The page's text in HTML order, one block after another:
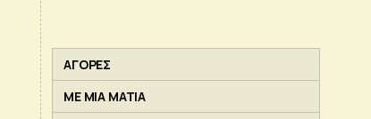
ΑΓΟΡΕΣ
ΜΕ ΜΙΑ ΜΑΤΙΑ